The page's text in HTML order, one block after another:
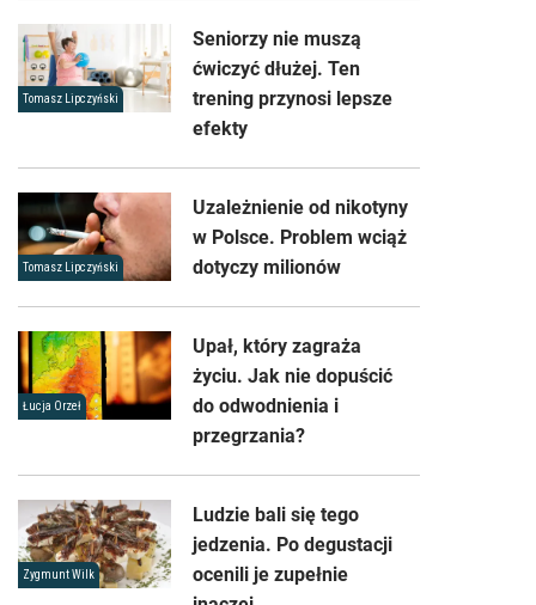
Tomasz Lipczyński
Seniorzy nie muszą
ćwiczyć dłużej. Ten
trening przynosi lepsze
efekty
Tomasz Lipczyński
Uzależnienie od nikotyny
w Polsce. Problem wciąż
dotyczy milionów
Łucja Orzeł
Upał, który zagraża
życiu. Jak nie dopuścić
do odwodnienia i
przegrzania?
Zygmunt Wilk
Ludzie bali się tego
jedzenia. Po degustacji
ocenili je zupełnie